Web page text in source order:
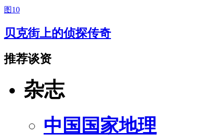
图10
贝克街上的侦探传奇
推荐谈资
杂志
中国国家地理